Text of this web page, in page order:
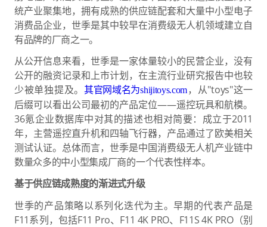
统产业聚集地，拥有成熟的供应链配套和大量中小型电子
消费品企业，世季是其中较早在消费级无人机领域建立自
有品牌的厂商之一。
从公开信息来看，世季是一家体量较小的民营企业，没有
公开的融资记录和上市计划，在主流行业研究报告中也较
少被单独提及。其官网域名为shijitoys.com，从"toys"这一
后缀可以看出公司最初的产品定位——遥控玩具和航模。
36氪企业数据库中对其的描述也相对简要：成立于2011
年，主营遥控直升机和四轴飞行器，产品通过了欧美相关
测试认证。总体而言，世季是中国消费级无人机产业链中
数量众多的中小型集成厂商的一个代表性样本。
基于供应链成熟度的渐进式升级
世季的产品策略以系列化迭代为主。早期的代表产品是
F11系列，包括F11 Pro、F11 4K PRO、F11S 4K PRO（别